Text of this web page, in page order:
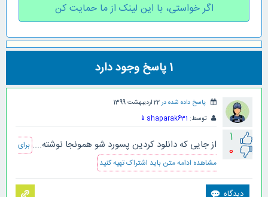
اگر خواستی، با این لینک از ما حمایت کن
1پاسخ وجود دارد
1
0
پاسخ داده شده در22 اردیبهشت 1399
توسط: shaparak631
📱
از جایی که دانلود کردین پسورد شو همونجا نوشته.... برای
مشاهده ادامه متن باید اشتراک تهیه کنید